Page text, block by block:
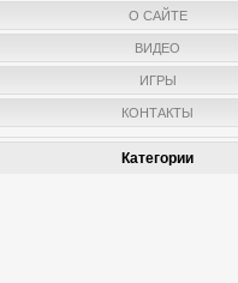
О САЙТЕ
ВИДЕО
ИГРЫ
КОНТАКТЫ
Категории